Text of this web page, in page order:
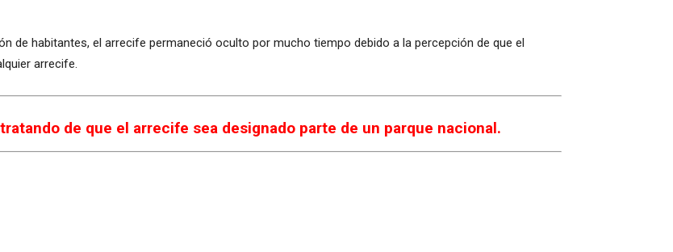
de habitantes, el arrecife permaneció oculto por mucho tiempo debido a la percepción de que el
arrecife.
de que el arrecife sea designado parte de un parque nacional.